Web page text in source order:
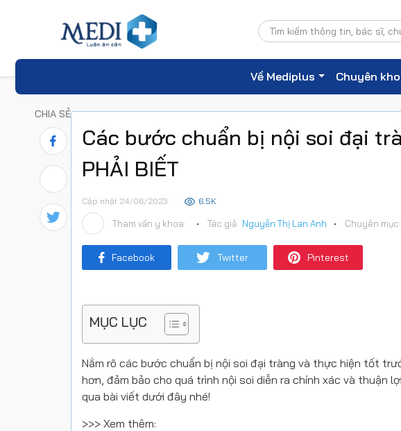
Về Mediplus Chuyên
Các bước chuẩn bị nội soi đại
PHẢI BIẾT
Cập nhật 24/06/2023 6.5K
Tham vấn y khoa: • Tác giả: Nguyễn Thị Lan Anh • Chuyên mục:
Facebook Twitter Pinterest
MỤC LỤC
Nắm rõ các bước chuẩn bị nội soi đại tràng và thực hiện tốt
hơn, đảm bảo cho quá trình nội soi diễn ra chính xác và thuận
qua bài viết dưới đây nhé!
>>> Xem thêm:
CHIA SẺ